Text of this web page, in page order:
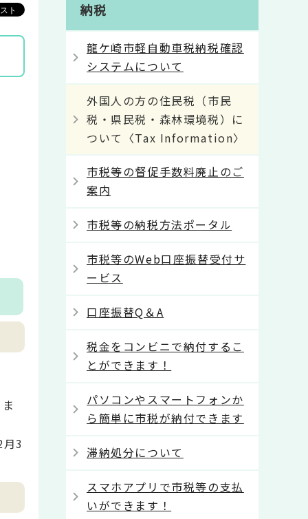
3
納税
龍ケ崎市軽自動車税納税確認
システムについて
外国人の方の住民税（市民
税・県民税・森林環境税）に
ついて〈Tax Information〉
市税等の督促手数料廃止のご
案内
市税等の納税方法ポータル
市税等のWeb口座振替受付サ
ービス
口座振替Q＆A
税金をコンビニで納付するこ
とができます！
パソコンやスマートフォンか
ら簡単に市税が納付できます
滞納処分について
スマホアプリで市税等の支払
いができます！